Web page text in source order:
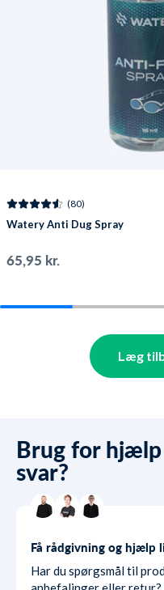
(80)
Watery Anti Dug Spray
65,95 kr.
Læg
Brug for
svar?
Få rådgivning og hjælp
Har du spørgsmål til